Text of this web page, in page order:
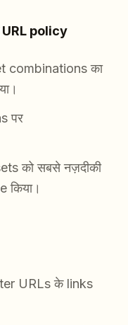
policy
combinations का
पर
को सबसे नज़दीकी
किया।
URLs के links